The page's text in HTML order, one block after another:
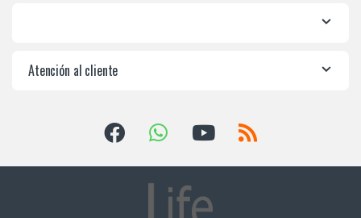
Atención al cliente